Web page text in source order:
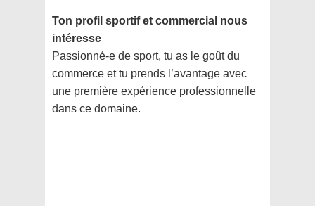
Ton profil sportif et commercial nous
intéresse
Passionné-e de sport, tu as le goût du
commerce et tu prends l’avantage avec
une première expérience professionnelle
dans ce domaine.